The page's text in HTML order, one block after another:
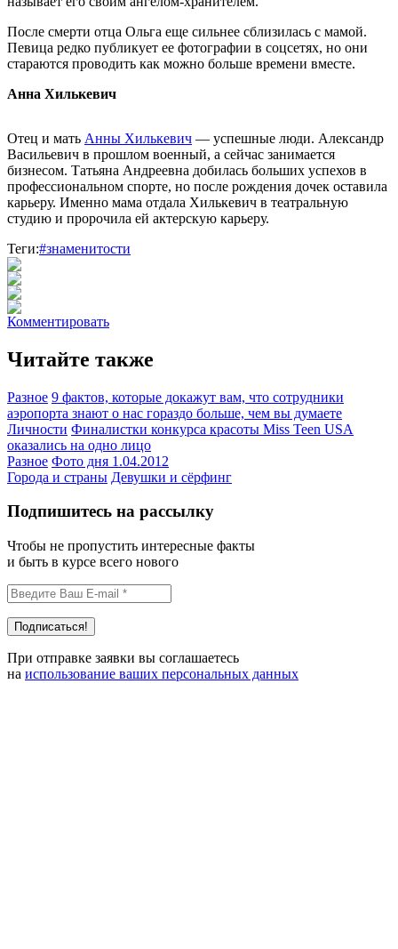
После смерти отца Ольга еще сильнее сблизилась с мамой.
Певица редко публикует ее фотографии в соцсетях, но они
стараются проводить как можно больше времени вместе.
Анна Хилькевич
Отец и мать Анны Хилькевич — успешные люди. Александр
Васильевич в прошлом военный, а сейчас занимается
бизнесом. Татьяна Андреевна добилась больших успехов в
профессиональном спорте, но после рождения дочек оставила
карьеру. Именно мама отдала Хилькевич в театральную
студию и пророчила ей актерскую карьеру.
Теги:#знаменитости
Комментировать
Читайте также
Разное 9 фактов, которые докажут вам, что сотрудники
аэропорта знают о нас гораздо больше, чем вы думаете
Личности Финалистки конкурса красоты Miss Teen USA
оказались на одно лицо
Разное Фото дня 1.04.2012
Города и страны Девушки и сёрфинг
Подпишитесь на рассылку
Чтобы не пропустить интересные факты
и быть в курсе всего нового
При отправке заявки вы соглашаетесь
на использование ваших персональных данных